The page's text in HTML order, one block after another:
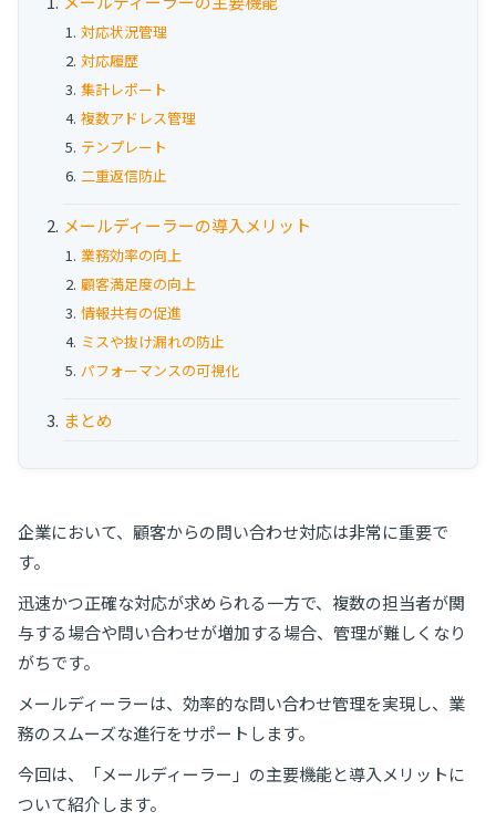
インサイドセールス代行
対応状況管理
対応履歴
集計レポート
複数アドレス管理
テンプレート
二重返信防止
メールディーラーの導入メリット
業務効率の向上
顧客満足度の向上
情報共有の促進
ミスや抜け漏れの防止
パフォーマンスの可視化
まとめ
企業において、顧客からの問い合わせ対応は非常に重要で
す。
迅速かつ正確な対応が求められる一方で、複数の担当者が関
与する場合や問い合わせが増加する場合、管理が難しくなり
がちです。
メールディーラーは、効率的な問い合わせ管理を実現し、業
務のスムーズな進行をサポートします。
今回は、「メールディーラー」の主要機能と導入メリットに
ついて紹介します。